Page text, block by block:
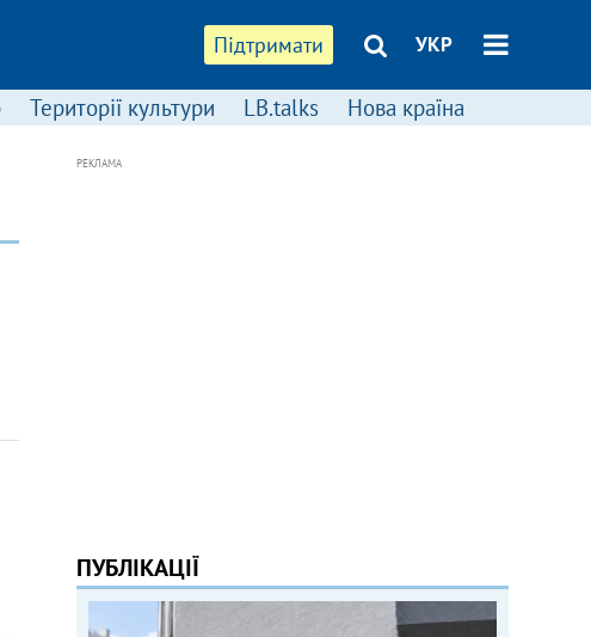
Підтримати УКР
Території культури LB.talks Нова країна
РЕКЛАМА
ПУБЛІКАЦІЇ